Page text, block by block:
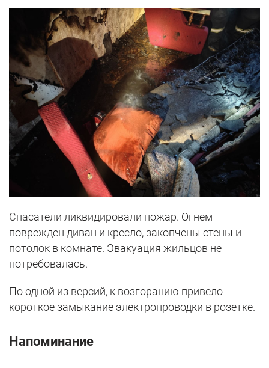
Спасатели ликвидировали пожар. Огнем
поврежден диван и кресло, закопчены стены и
потолок в комнате. Эвакуация жильцов не
потребовалась.
По одной из версий, к возгоранию привело
короткое замыкание электропроводки в розетке.
Напоминание